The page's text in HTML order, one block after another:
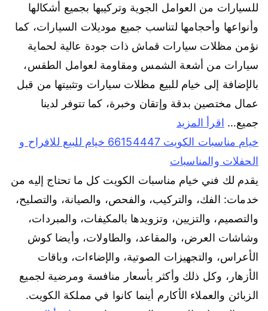
للسيارات من العوامل الجوية وتركيبها بجميع أشكالها
وأنواعها وأحجامها لتناسب جميع موديلات السيارات، كما
نؤمن مظلات سيارات قماش ذات جودة عالية لحماية
سيارات من أشعة الشمس ومقاومة لعوامل الطقس،
بالإضافة إلى خيام للبيع مظلات سيارات وتثبيتها من قبل
عمال مختصين بدقة وإتقان وخبرة، كما تتوفر لدينا
جميع… اقرأ المزيد
خيام مناسبات الكويت 66154447 خيام للبيع للافراح و
الحفلات والمناسبات
يقدم لك فني خيام مناسبات الكويت كل ما تحتاج إليه من
خدمات: الفك، والتركيب، والفحص، والصيانة، والتصليح،
والتصميم، والتزيين، وتزويدها بالمكيفات، والمبردات،
وشاشات العرض، والمقاعد، والطاولات، وأيضا كوش
الأعراس، والتجهيزات الصوتية، والإضاءات، وباقات
الأزهار، وكل ذلك وأكثر بأسعار منافسة ومرضية لجميع
الزبائن والعملاء الأكارم أينما كانوا في مملكة الكويت.